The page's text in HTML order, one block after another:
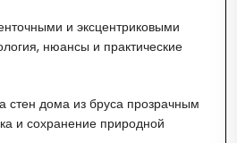
и эксцентриковыми
нюансы и практические
стен дома из бруса прозрачным
и сохранение природной